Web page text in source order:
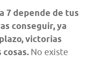
7 depende de tus
conseguir, ya
victorias
cosas. No existe